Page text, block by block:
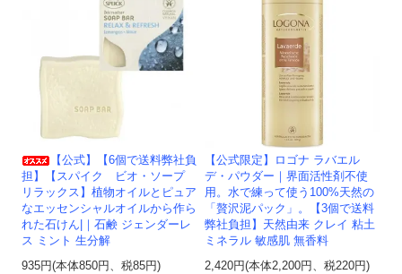
【公式】【6個で送料弊社負
担】【スパイク ビオ・ソープ
リラックス】植物オイルとピュア
なエッセンシャルオイルから作ら
れた石けん|｜石鹸 ジェンダーレ
ス ミント 生分解
935円(本体850円、税85円)
【公式限定】ロゴナ ラバエル
デ・パウダー｜界面活性剤不使
用。水で練って使う100%天然の
「贅沢泥パック」。【3個で送料
弊社負担】天然由来 クレイ 粘土
ミネラル 敏感肌 無香料
2,420円(本体2,200円、税220円)